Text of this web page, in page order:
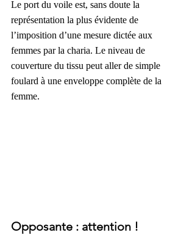
Le port du voile est, sans doute la
représentation la plus évidente de
l’imposition d’une mesure dictée aux
femmes par la charia. Le niveau de
couverture du tissu peut aller de simple
foulard à une enveloppe complète de la
femme.
Opposante : attention !